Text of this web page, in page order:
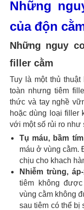
Những
của độn
Những nguy
filler cằm
Tuy là một thủ
toàn nhưng tiêm
thức và tay nghề
hoặc dùng loại filler
với một số rủi ro như
Tụ máu, bầm
máu ở vùng cằm.
chịu cho khach
Nhiễm trùng,
tiêm không
vùng cằm không
sau tiêm có thể bị